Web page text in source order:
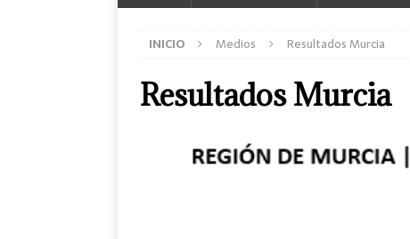
INICIO Medios Resultados Murcia
Resultados Murcia